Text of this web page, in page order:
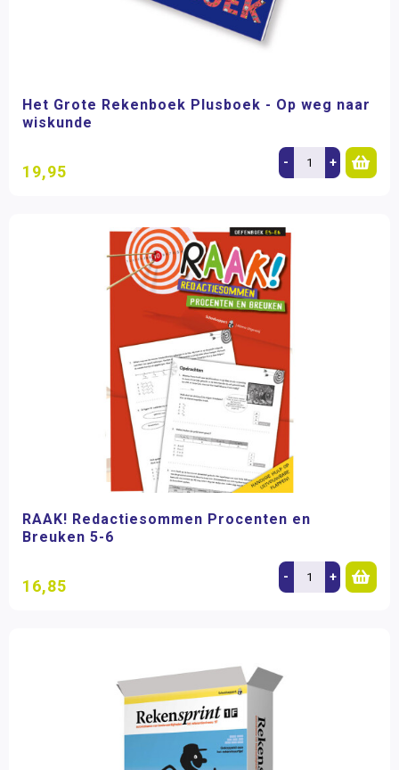
Het Grote Rekenboek Plusboek - Op weg naar
wiskunde
19,95 - +
RAAK! Redactiesommen Procenten en
Breuken 5-6
16,85 - +